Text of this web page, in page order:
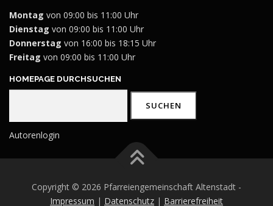
Montag von 09:00 bis 11:00 Uhr
Dienstag von 09:00 bis 11:00 Uhr
Donnerstag von 16:00 bis 18:15 Uhr
Freitag von 09:00 bis 11:00 Uhr
HOMEPAGE DURCHSUCHEN
SUCHEN
Autorenlogin
Copyright © 2026 Pfarreiengemeinschaft Altenstadt -
Impressum | Datenschutz | Barrierefreiheit